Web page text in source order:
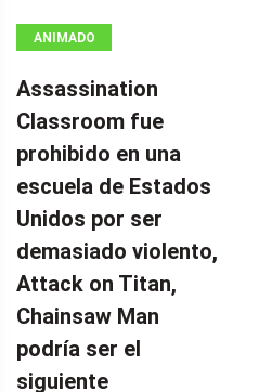
ANIMADO
Assassination
Classroom fue
prohibido en una
escuela de Estados
Unidos por ser
demasiado violento,
Attack on Titan,
Chainsaw Man
podría ser el
siguiente